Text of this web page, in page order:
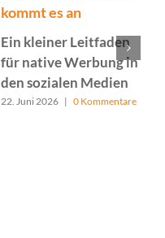
kommt es an
Ein kleiner Leitfaden
für native Werbung in
den sozialen Medien
22. Juni 2026 | 0 Kommentare